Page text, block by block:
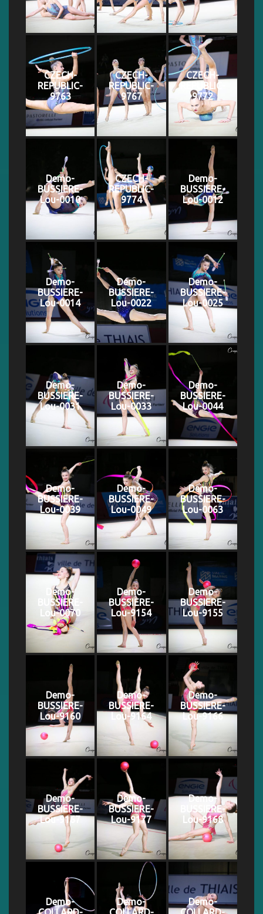
CZECH-
REPUBLIC-
9763
CZECH-
REPUBLIC-
9767
CZECH-
REPUBLIC-
9772
Demo-
BUSSIERE-
Lou-0010
CZECH-
REPUBLIC-
9774
Demo-
BUSSIERE-
Lou-0012
Demo-
BUSSIERE-
Lou-0014
Demo-
BUSSIERE-
Lou-0022
Demo-
BUSSIERE-
Lou-0025
Demo-
BUSSIERE-
Lou-0031
Demo-
BUSSIERE-
Lou-0033
Demo-
BUSSIERE-
Lou-0044
Demo-
BUSSIERE-
Lou-0039
Demo-
BUSSIERE-
Lou-0049
Demo-
BUSSIERE-
Lou-0063
Demo-
BUSSIERE-
Lou-0070
Demo-
BUSSIERE-
Lou-9154
Demo-
BUSSIERE-
Lou-9155
Demo-
BUSSIERE-
Lou-9160
Demo-
BUSSIERE-
Lou-9164
Demo-
BUSSIERE-
Lou-9166
Demo-
BUSSIERE-
Lou-9167
Demo-
BUSSIERE-
Lou-9177
Demo-
BUSSIERE-
Lou-9168
Demo-
Demo-
Demo-